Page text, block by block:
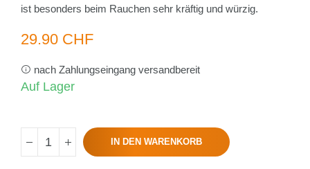
ist besonders beim Rauchen sehr kräftig und würzig.
29.90 CHF
nach Zahlungseingang versandbereit
Auf Lager
IN DEN WARENKORB